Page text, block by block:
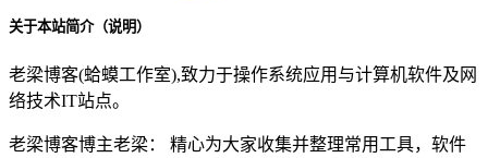
关于本站简介（说明）
老梁博客(蛤蟆工作室),致力于操作系统应用与计算机软件及网
络技术IT站点。
老梁博客博主老梁： 精心为大家收集并整理常用工具，软件